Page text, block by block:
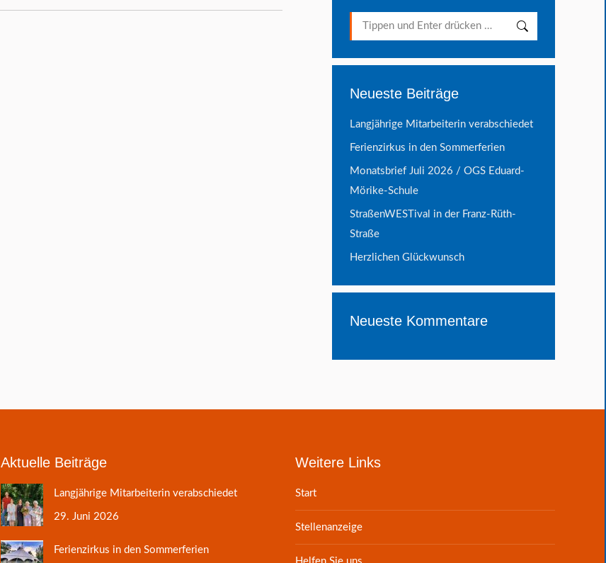
Search:
Neueste Beiträge
Langjährige Mitarbeiterin verabschiedet
Ferienzirkus in den Sommerferien
Monatsbrief Juli 2026 / OGS Eduard-
Mörike-Schule
StraßenWESTival in der Franz-Rüth-
Straße
Herzlichen Glückwunsch
Neueste Kommentare
Aktuelle Beiträge
Langjährige Mitarbeiterin verabschiedet
29. Juni 2026
Ferienzirkus in den Sommerferien
Weitere Links
Start
Stellenanzeige